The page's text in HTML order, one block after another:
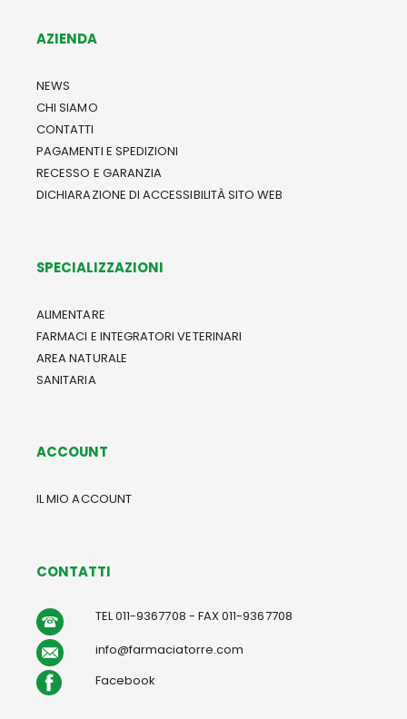
AZIENDA
NEWS
CHI SIAMO
CONTATTI
PAGAMENTI E SPEDIZIONI
RECESSO E GARANZIA
DICHIARAZIONE DI ACCESSIBILITÀ SITO WEB
SPECIALIZZAZIONI
ALIMENTARE
FARMACI E INTEGRATORI VETERINARI
AREA NATURALE
SANITARIA
ACCOUNT
IL MIO ACCOUNT
CONTATTI
TEL 011-9367708 - FAX 011-9367708
info@farmaciatorre.com
Facebook